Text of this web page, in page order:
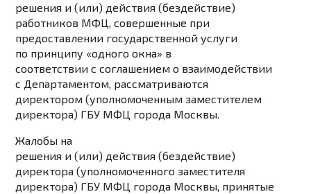
решения и (или) действия (бездействие)
работников МФЦ, совершенные при
предоставлении государственной услуги
по принципу «одного окна» в
соответствии с соглашением о взаимодействии
с Департаментом, рассматриваются
директором (уполномоченным заместителем
директора) ГБУ МФЦ города Москвы.
Жалобы на
решения и (или) действия (бездействие)
директора (уполномоченного заместителя
директора) ГБУ МФЦ города Москвы, принятые